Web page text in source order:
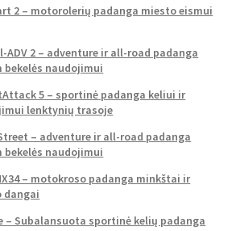
2 – motorolerių padanga miesto eismui
ADV 2 – adventure ir all-road padanga
bekelės naudojimui
5 – sportinė padanga keliui ir
lenktynių trasoje
– adventure ir all-road padanga
bekelės naudojimui
– motokroso padanga minkštai ir
dangai
– Subalansuota sportinė kelių padanga